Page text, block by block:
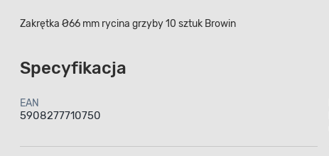
Zakrętka Ø66 mm rycina grzyby 10 sztuk Browin
Specyfikacja
EAN
5908277710750